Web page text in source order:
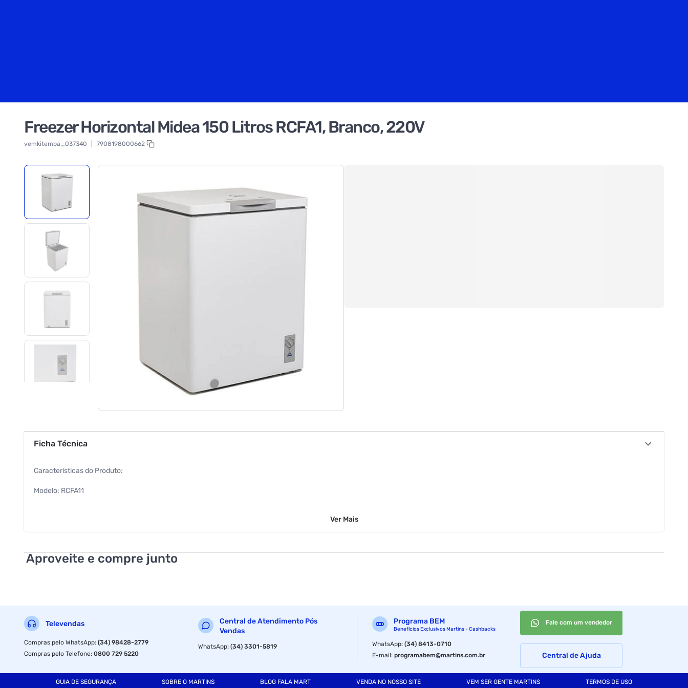
Freezer Horizontal Midea 150 Litros RCFA1, Branco, 220V
vemkitemba_037340 7908198000662
Ficha Técnica
Características do Produto:
Modelo: RCFA11
Altura: 87 cm
Capacidade Total Líquida: 150 Litros
Quantidade de Portas: 1 Porta
Ver Mais
Aproveite e compre junto
Televendas
Compras pelo WhatsApp:(34) 98428-2779
Compras pelo Telefone:0800 729 5220
Central de Atendimento Pós
Vendas
WhatsApp:(34) 3301-5819
Programa BEM
Benefícios Exclusivos Martins - Cashbacks
WhatsApp:(34) 8413-0710
E-mail:programabem@martins.com.br
Fale com um vendedor
Central de Ajuda
GUIA DE SEGURANÇA SOBRE O MARTINS BLOG FALA MART VENDA NO NOSSO SITE VEM SER GENTE MARTINS TERMOS DE USO